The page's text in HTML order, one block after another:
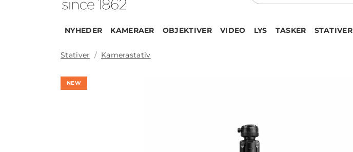
NYHEDER KAMERAER OBJEKTIVER VIDEO LYS TASKER STATIVER
Stativer Kamerastativ
NEW